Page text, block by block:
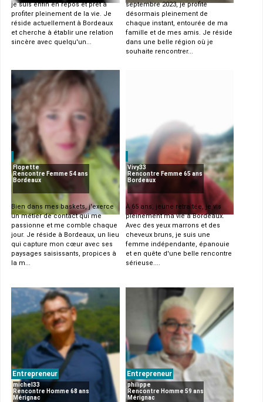
je suis enfin en repos et prêt à
profiter pleinement de la vie. Je
réside actuellement à Bordeaux
et cherche à établir une relation
sincère avec quelqu'un...
septembre 2023, je profite
désormais pleinement de
chaque instant, entourée de ma
famille et de mes amis. Je réside
dans une belle région où je
souhaite rencontrer...
Flopette
Rencontre Femme 54 ans
Bordeaux
Bien dans mes baskets, j'exerce
un métier de contact qui me
passionne et me comble chaque
jour. Je réside à Bordeaux, un lieu
qui capture mon cœur avec ses
paysages saisissants, propices à
la m...
Vivy33
Rencontre Femme 65 ans
Bordeaux
À 65 ans, jeune retraitée, je vis
pleinement ma vie à Bordeaux.
Avec des yeux marrons et des
cheveux bruns, je suis une
femme indépendante, épanouie
et en quête d'une belle rencontre
sérieuse....
Entrepreneur
michel33
Rencontre Homme 68 ans
Mérignac
Entrepreneur
philippe
Rencontre Homme 59 ans
Mérignac